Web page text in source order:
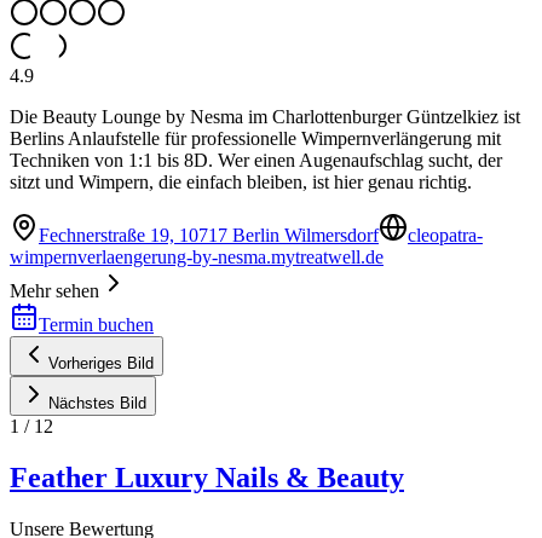
4.9
Die Beauty Lounge by Nesma im Charlottenburger Güntzelkiez ist
Berlins Anlaufstelle für professionelle Wimpernverlängerung mit
Techniken von 1:1 bis 8D. Wer einen Augenaufschlag sucht, der
sitzt und Wimpern, die einfach bleiben, ist hier genau richtig.
Fechnerstraße 19, 10717 Berlin Wilmersdorf
cleopatra-
wimpernverlaengerung-by-nesma.mytreatwell.de
Mehr sehen
Termin buchen
Vorheriges Bild
Nächstes Bild
1 / 12
Feather Luxury Nails & Beauty
Unsere Bewertung